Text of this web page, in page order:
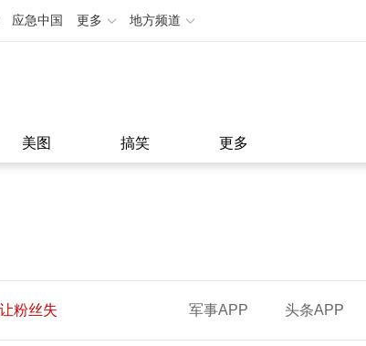
应急中国 更多 地方频道
美图 搞笑 更多
粉丝失
粉丝失
军事APP 头条APP